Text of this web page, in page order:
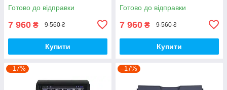
Готово до відправки
7 960 ₴ 9 560 ₴
Купити
Готово до відправки
7 960 ₴ 9 560 ₴
Купити
–17% –17%